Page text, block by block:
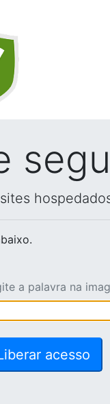
a palavra na